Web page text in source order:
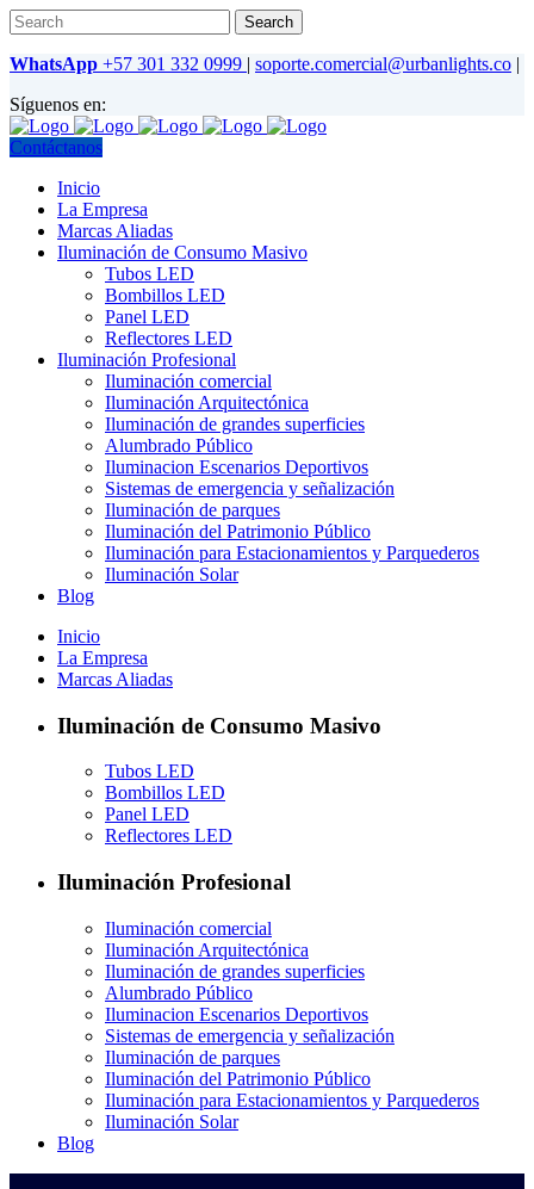
WhatsApp +57 301 332 0999 | soporte.comercial@urbanlights.co |
Síguenos en:
Contáctanos
Inicio
La Empresa
Marcas Aliadas
Iluminación de Consumo Masivo
Tubos LED
Bombillos LED
Panel LED
Reflectores LED
Iluminación Profesional
Iluminación comercial
Iluminación Arquitectónica
Iluminación de grandes superficies
Alumbrado Público
Iluminacion Escenarios Deportivos
Sistemas de emergencia y señalización
Iluminación de parques
Iluminación del Patrimonio Público
Iluminación para Estacionamientos y Parquederos
Iluminación Solar
Blog
Inicio
La Empresa
Marcas Aliadas
Iluminación de Consumo Masivo
Tubos LED
Bombillos LED
Panel LED
Reflectores LED
Iluminación Profesional
Iluminación comercial
Iluminación Arquitectónica
Iluminación de grandes superficies
Alumbrado Público
Iluminacion Escenarios Deportivos
Sistemas de emergencia y señalización
Iluminación de parques
Iluminación del Patrimonio Público
Iluminación para Estacionamientos y Parquederos
Iluminación Solar
Blog